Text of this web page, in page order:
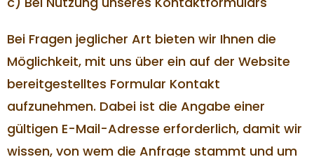
Bei Fragen jeglicher Art bieten wir Ihnen die
Möglichkeit, mit uns über ein auf der Website
bereitgestelltes Formular Kontakt
aufzunehmen. Dabei ist die Angabe einer
gültigen E-Mail-Adresse erforderlich, damit wir
wissen, von wem die Anfrage stammt und um